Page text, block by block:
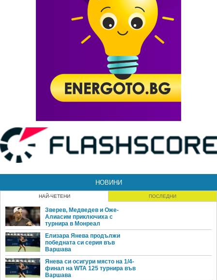
НОВИНИ
НАЙ-ЧЕТЕНИ ПОСЛЕДНИ
Зверев, Медведев и Оже-
Алиасим приключиха с
турнира в Монреал
Елизара Янева продължи
победната си серия във
Варшава
Янева си осигури място на 1/4-
финал на WTA 125 турнира във
Варшава